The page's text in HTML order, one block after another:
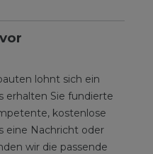
lohnt sich ein
erhalten Sie fundierte
kostenlose
eine Nachricht oder
wir die passende